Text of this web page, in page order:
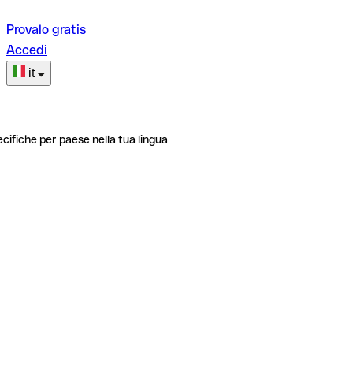
Provalo gratis
Accedi
it
per paese nella tua lingua